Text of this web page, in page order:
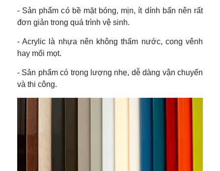
- Sản phẩm có bề mặt bóng, mịn, ít dính bẩn nên rất
đơn giản trong quá trình vệ sinh.
- Acrylic là nhựa nên không thấm nước, cong vênh
hay mối mọt.
- Sản phẩm có trọng lượng nhẹ, dễ dàng vận chuyển
và thi công.